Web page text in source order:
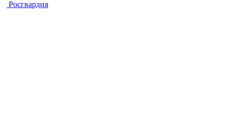
Росгвардия